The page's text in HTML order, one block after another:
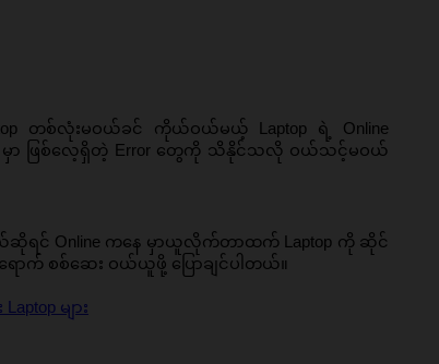
တစ်လုံးမဝယ်ခင် ကိုယ်ဝယ်မယ့် Laptop ရဲ့ Online
မှာ ဖြစ်လေ့ရှိတဲ့ Error တွေကို သိနိုင်သလို ဝယ်သင့်မဝယ်
ဆိုရင် Online ကနေ မှာယူလိုက်တာထက် Laptop ကို ဆိုင်
ာက် စစ်ဆေး ဝယ်ယူဖို့ ပြောချင်ပါတယ်။
များ